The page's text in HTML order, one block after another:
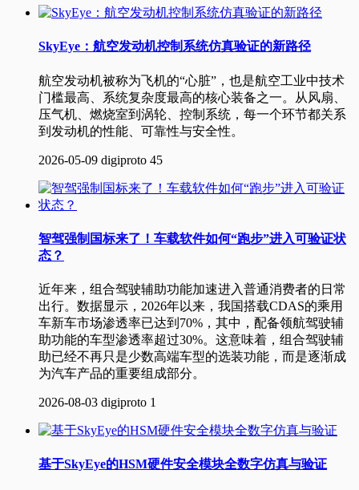
SkyEye：航空发动机控制系统仿真验证的新路径
航空发动机被称为飞机的“心脏”，也是航空工业中技术
门槛最高、系统复杂度最高的核心装备之一。从风扇、
压气机、燃烧室到涡轮、控制系统，每一个环节都关系
到发动机的性能、可靠性与安全性。
2026-05-09 digiproto 45
智驾强制国标来了！车载软件如何“跑步”进入可验证状
态？
近年来，组合驾驶辅助功能加速进入普通消费者的日常
出行。数据显示，2026年以来，我国搭载CDAS的乘用
车新车市场渗透率已达到70%，其中，配备领航驾驶辅
助功能的车型渗透率超过30%。这意味着，组合驾驶辅
助已经不再只是少数高端车型的选装功能，而是逐渐成
为汽车产品的重要组成部分。
2026-08-03 digiproto 1
基于SkyEye的HSM硬件安全模块全数字仿真与验证